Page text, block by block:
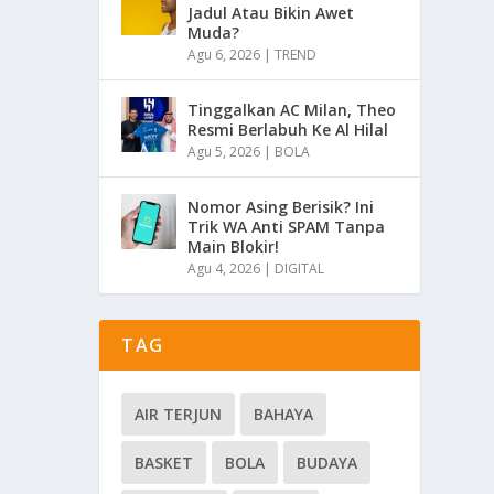
Jadul Atau Bikin Awet
Muda?
Agu 6, 2026 |TREND
Tinggalkan AC Milan, Theo
Resmi Berlabuh Ke Al Hilal
Agu 5, 2026 | BOLA
Nomor Asing Berisik? Ini
Trik WA Anti SPAM Tanpa
Main Blokir!
Agu 4, 2026 | DIGITAL
TAG
AIR TERJUN BAHAYA
BASKET BOLA BUDAYA